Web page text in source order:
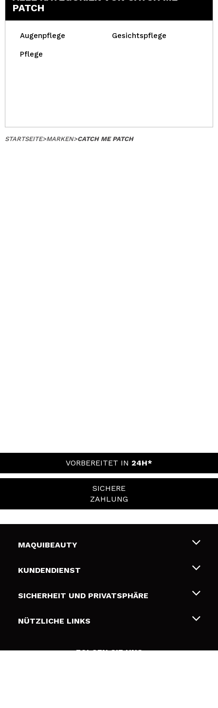
PATCH
Augenpflege Gesichtspflege
Pflege
STARTSEITE>MARKEN>CATCH ME PATCH
VORBEREITET IN 24H*
SICHERE
ZAHLUNG
MAQUIBEAUTY
Über uns
Geschenkkarten
KUNDENDIENST
Liefer- und Versandkosten
Zahlung
SICHERHEIT UND PRIVATSPHÄRE
Bedingungen und Datenschutz
NÜTZLICHE LINKS
FOLGEN SIE UNS